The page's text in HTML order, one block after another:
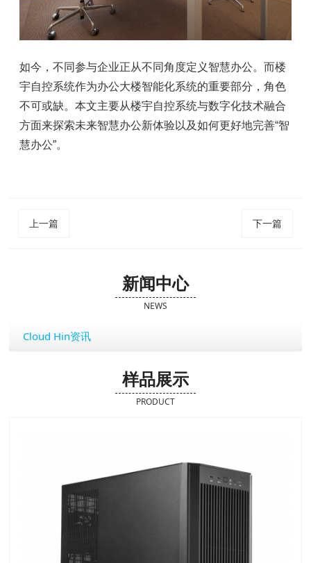
如今，不同参与企业正从不同角度定义智慧办公。而楼
宇自控系统作为办公大楼智能化系统的重要部分，角色
不可或缺。本文主要从楼宇自控系统与数字化技术融合
方面来探索未来智慧办公新体验以及如何更好地完善“智
慧办公”。
上一篇 下一篇
新闻中心
NEWS
Cloud Hin资讯
样品展示
PRODUCT